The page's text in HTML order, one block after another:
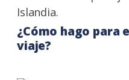
¿Cómo hago para
viaje?